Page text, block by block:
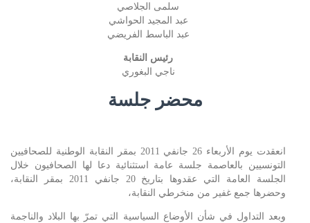
سلمى الجلاصي
عبد المجيد الحواشي
عبد الباسط الفريضي
رئيس النقابة
ناجي البغوري
محضر جلسة
انعقدت يوم الأربعاء 26 جانفي 2011 بمقر النقابة الوطنية للصحافيين
التونسيين بالعاصمة جلسة عامة استثنائية دعا لها الصحافيون خلال
الجلسة العامة التي عقدوها بتاريخ 20 جانفي 2011 بمقر النقابة،
وحضرها جمع غفير من منخرطي النقابة،
وبعد التداول في شأن الأوضاع السياسية التي تمرّ بها البلاد والناجمة